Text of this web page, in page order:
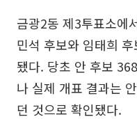
금광2동 제3투표소에
민석 후보와 임태희
됐다. 당초 안 후보
나 실제 개표 결과는
던 것으로 확인됐다.